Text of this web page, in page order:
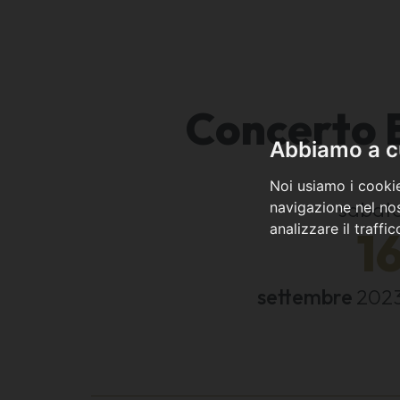
Abbiamo a
Noi usiamo i
navigazione nel
analizzare il
Concerto
settembre